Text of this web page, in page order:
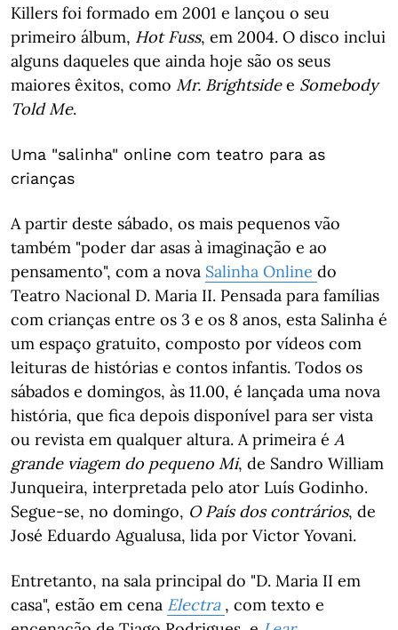
Killers foi formado em 2001 e lançou o seu
primeiro álbum, Hot Fuss, em 2004. O disco inclui
alguns daqueles que ainda hoje são os seus
maiores êxitos, como Mr. Brightsidee Somebody
Told Me.
Uma "salinha" online com teatro para as
crianças
A partir deste sábado, os mais pequenos vão
também "poder dar asas à imaginação e ao
pensamento", com a nova Salinha Online do
Teatro Nacional D. Maria II. Pensada para famílias
com crianças entre os 3 e os 8 anos, esta Salinha é
um espaço gratuito, composto por vídeos com
leituras de histórias e contos infantis. Todos os
sábados e domingos, às 11.00, é lançada uma nova
história, que fica depois disponível para ser vista
ou revista em qualquer altura. A primeira é A
grande viagem do pequeno Mi, de Sandro William
Junqueira, interpretada pelo ator Luís Godinho.
Segue-se, no domingo, O País dos contrários, de
José Eduardo Agualusa, lida por Victor Yovani.
Entretanto, na sala principal do "D. Maria II em
casa", estão em cena Electra , com texto e